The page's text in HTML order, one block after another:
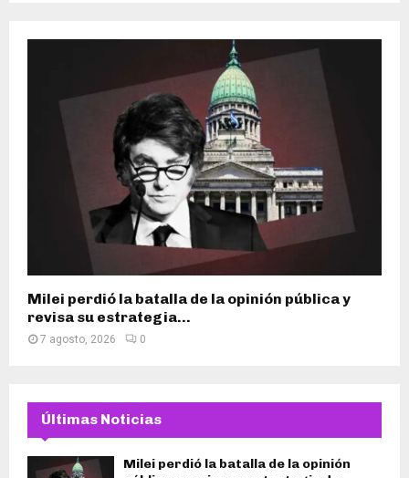
Milei perdió la batalla de la opinión pública y
revisa su estrategia...
7 agosto, 2026 0
Últimas Noticias
Milei perdió la batalla de la opinión